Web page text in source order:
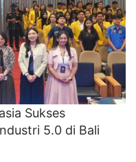
Sukses
5.0 di Bali